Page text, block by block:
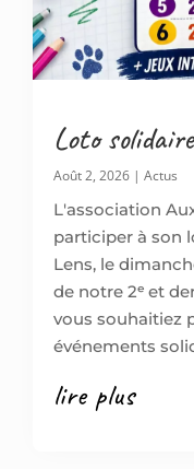
Loto
Août 2, 2026 | Actus
L'association
participer à son
Lens, le
de notre 2ᵉ et
vous souhaitiez
événements
lire plus